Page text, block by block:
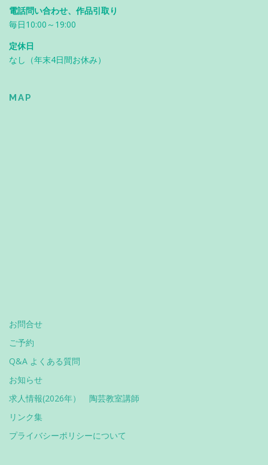
電話問い合わせ、作品引取り
毎日10:00～19:00
定休日
なし（年末4日間お休み）
MAP
お問合せ
ご予約
Q&A よくある質問
お知らせ
求人情報(2026年） 陶芸教室講師
リンク集
プライバシーポリシーについて